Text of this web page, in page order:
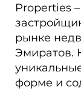
Properties
рынке
Эмиратов.
форме и